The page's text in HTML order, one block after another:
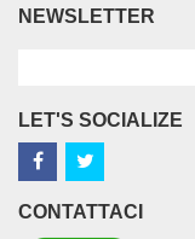
NEWSLETTER
LET'S SOCIALIZE
CONTATTACI